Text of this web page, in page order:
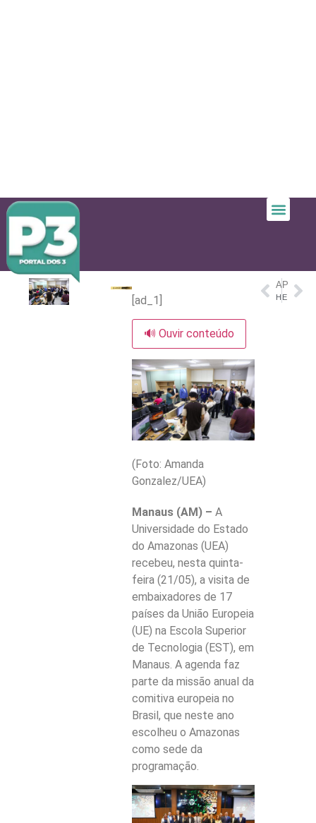
[ad_1]
🔊 Ouvir conteúdo
(Foto: Amanda
Gonzalez/UEA)
Manaus (AM) –A
Universidade do Estado
do Amazonas (UEA)
recebeu, nesta quinta-
feira (21/05), a visita de
embaixadores de 17
países da União Europeia
(UE) na Escola Superior
de Tecnologia (EST), em
Manaus. A agenda faz
parte da missão anual da
comitiva europeia no
Brasil, que neste ano
escolheu o Amazonas
como sede da
programação.
ANTERIOR
Homem Indígena engravida a própria filha e repete crime com a ‘filha-neta’ de 12 anos em Tapauá, no Amazonas
PRÓXIMO
Embaixadores da União Europeia visitam a UEA e conhecem projetos de inovação no Amazonas